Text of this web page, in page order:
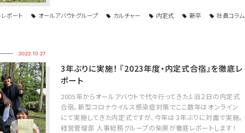
ポート オールアバウトグループ カルチャー 内定式 新卒 社員コラム
2022.10.27
3年ぶりに実施！ 『2023年度・内定式合宿』を徹底レ
ポート
2005年からオールアバウトで代々行ってきた１泊２日の内定式
合宿。新型コロナウイルス感染症対策でここ数年はオンライン
にて実施してきた内定式ですが、今年は３年ぶりに対面で実施。
経営管理部 人事総務グループの柴原が徹底レポートします！